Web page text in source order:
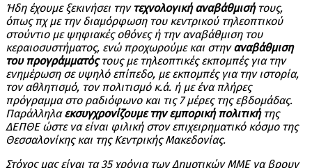
Ήδη έχουμε ξεκινήσει την τεχνολογική αναβάθμισήτους,
όπως πχ με την διαμόρφωση του κεντρικού τηλεοπτικού
στούντιο με ψηφιακές οθόνες ή την αναβάθμιση του
κεραιοσυστήματος, ενώ προχωρούμε και στηναναβάθμιση
του προγράμματόςτους με τηλεοπτικές εκπομπές για την
ενημέρωση σε υψηλό επίπεδο, με εκπομπές για την ιστορία,
τον αθλητισμό, τον πολιτισμό κ.ά. ή με ένα πλήρες
πρόγραμμα στο ραδιόφωνο και τις 7 μέρες της εβδομάδας.
Παράλληλαεκσυγχρονίζουμε την εμπορική πολιτικήτης
ΔΕΠΘΕ ώστε να είναι φιλική στον επιχειρηματικό κόσμο της
Θεσσαλονίκης και της Κεντρικής Μακεδονίας.
Στόχος μας είναι τα 35 χρόνια των Δημοτικών ΜΜΕ να βρουν